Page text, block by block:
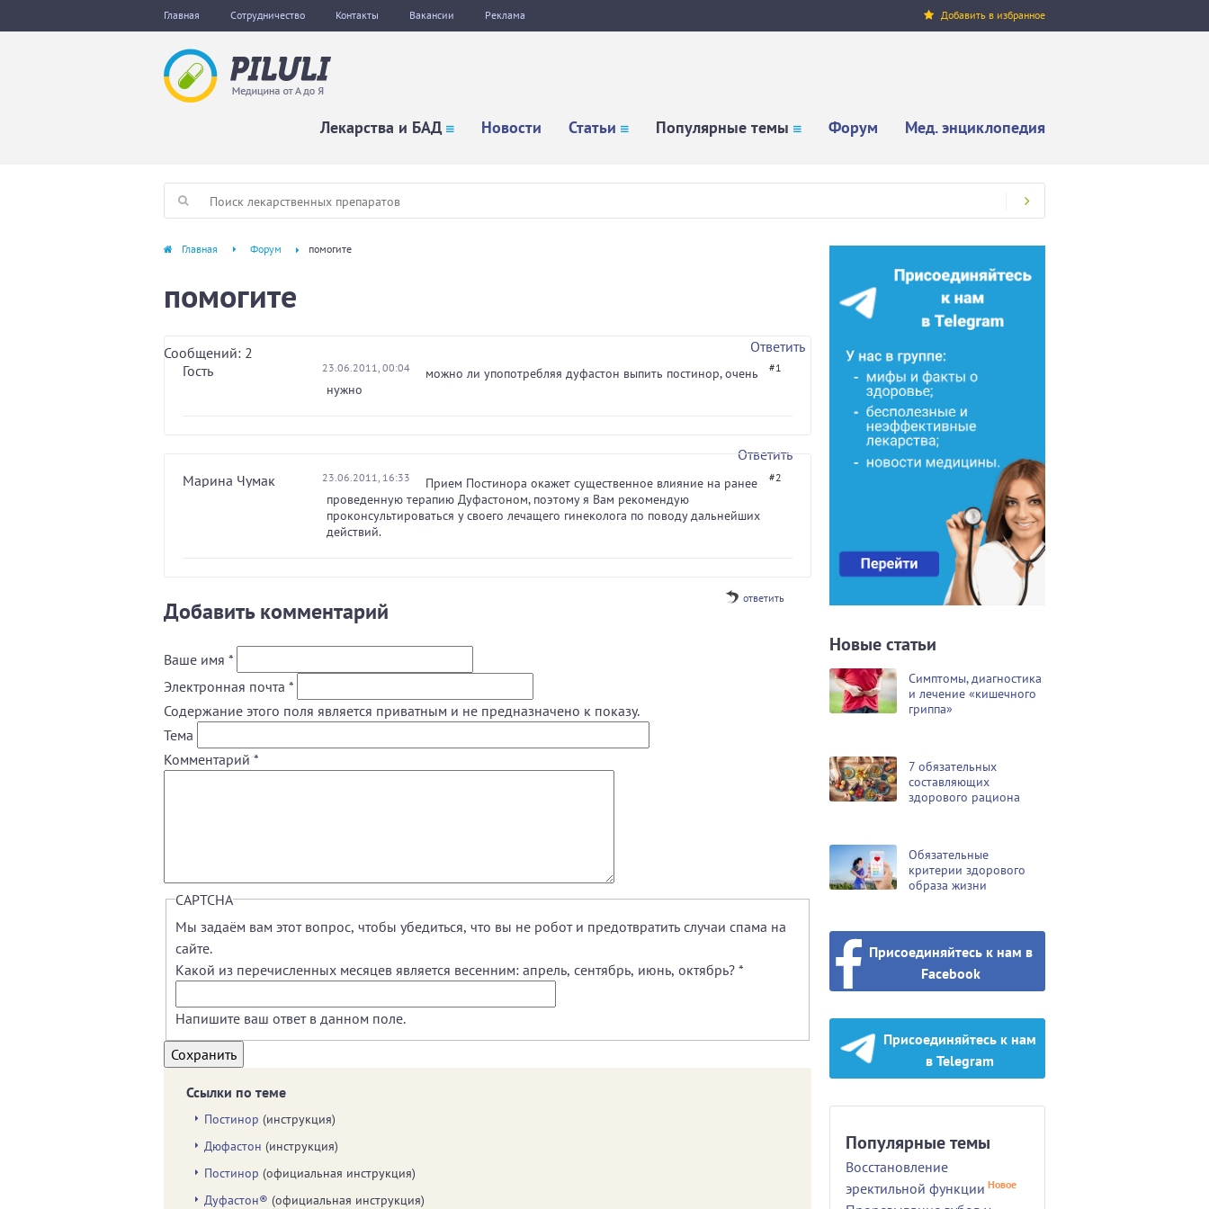
Главная Сотрудничество Контакты Вакансии Реклама Добавить в избранное
Лекарства и БАД Новости Статьи Популярные темы Форум Мед. энциклопедия
Главная Форум помогите
помогите
Сообщений: 2
Ответить
Гость
23.06.2011, 00:04 #1
можно ли упопотребляя дуфастон выпить постинор, очень
нужно
Ответить
Марина Чумак
23.06.2011, 16:33 #2
Прием Постинора окажет существенное влияние на ранее
проведенную терапию Дуфастоном, поэтому я Вам рекомендую
проконсультироваться у своего лечащего гинеколога по поводу дальнейших
действий.
ответить
Добавить комментарий
Ваше имя *
Электронная почта *
Содержание этого поля является приватным и не предназначено к показу.
Тема
Комментарий *
CAPTCHA
Мы задаём вам этот вопрос, чтобы убедиться, что вы не робот и предотвратить случаи спама на
сайте.
Какой из перечисленных месяцев является весенним: апрель, сентябрь, июнь, октябрь? *
Напишите ваш ответ в данном поле.
Ссылки по теме
Постинор (инструкция)
Дюфастон (инструкция)
Постинор (официальная инструкция)
Дуфастон® (официальная инструкция)
Новые статьи
Симптомы, диагностика
и лечение «кишечного
гриппа»
7 обязательных
составляющих
здорового рациона
Обязательные
критерии здорового
образа жизни
Присоединяйтесь к нам в
Facebook
Присоединяйтесь к нам
в Telegram
Популярные темы
Восстановление
эректильной функции Новое